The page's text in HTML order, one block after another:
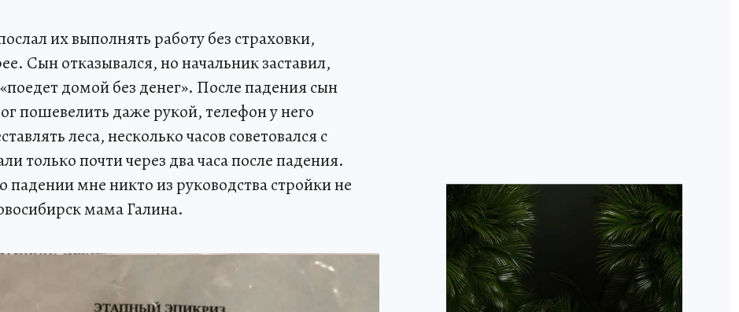
их выполнять работу без страховки,
Сын отказывался, но начальник заставил,
домой без денег». После падения сын
пошевелить даже рукой, телефон у него
леса, несколько часов советовался с
только почти через два часа после падения.
падении мне никто из руководства стройки не
мама Галина.